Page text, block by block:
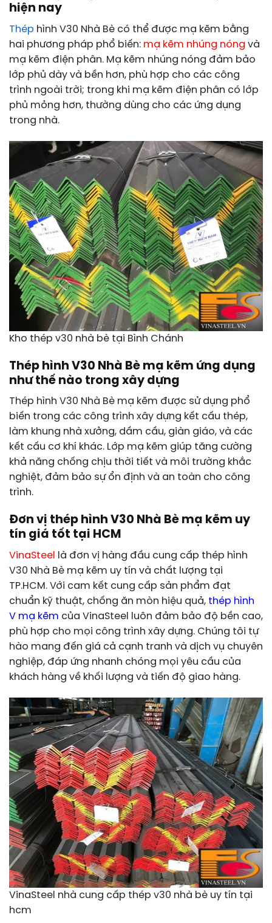
hiện nay
Thép hình V30 Nhà Bè có thể được mạ kẽm bằng
hai phương pháp phổ biến: mạ kẽm nhúng nóng và
mạ kẽm điện phân. Mạ kẽm nhúng nóng đảm bảo
lớp phủ dày và bền hơn, phù hợp cho các công
trình ngoài trời; trong khi mạ kẽm điện phân có lớp
phủ mỏng hơn, thường dùng cho các ứng dụng
trong nhà.
Kho thép v30 nhà bè tại Bình Chánh
Thép hình V30 Nhà Bè mạ kẽm ứng dụng
như thế nào trong xây dựng
Thép hình V30 Nhà Bè mạ kẽm được sử dụng phổ
biến trong các công trình xây dựng kết cấu thép,
làm khung nhà xưởng, dầm cầu, giàn giáo, và các
kết cấu cơ khí khác. Lớp mạ kẽm giúp tăng cường
khả năng chống chịu thời tiết và môi trường khắc
nghiệt, đảm bảo sự ổn định và an toàn cho công
trình.
Đơn vị thép hình V30 Nhà Bè mạ kẽm uy
tín giá tốt tại HCM
VinaSteel
là đơn vị hàng đầu cung cấp thép hình
V30 Nhà Bè mạ kẽm uy tín và chất lượng tại
TP.HCM. Với cam kết cung cấp sản phẩm đạt
chuẩn kỹ thuật, chống ăn mòn hiệu quả, thép hình
V mạ kẽm của VinaSteel luôn đảm bảo độ bền cao,
phù hợp cho mọi công trình xây dựng. Chúng tôi tự
hào mang đến giá cả cạnh tranh và dịch vụ chuyên
nghiệp, đáp ứng nhanh chóng mọi yêu cầu của
khách hàng về khối lượng và tiến độ giao hàng.
VinaSteel nhà cung cấp thép v30 nhà bè uy tín tại
hcm